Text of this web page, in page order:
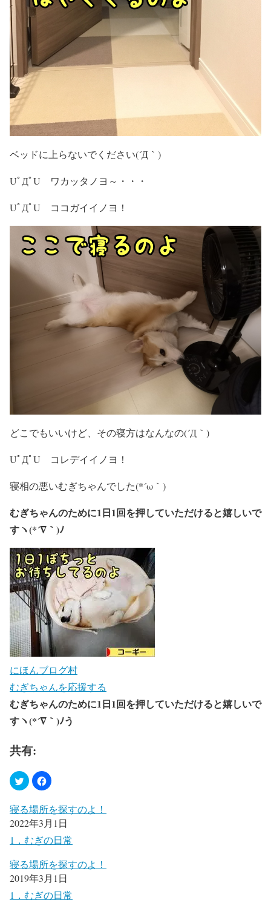
ベッドに上らないでください(´Д｀)
UﾟДﾟU ワカッタノヨ～・・・
UﾟДﾟU ココガイイノヨ！
どこでもいいけど、その寝方はなんなの(´Д｀)
UﾟДﾟU コレデイイノヨ！
寝相の悪いむぎちゃんでした(*´ω｀)
むぎちゃんのために1日1回を押していただけると嬉しいで
すヽ(*´∇｀)ﾉ
にほんブログ村
むぎちゃんを応援する
むぎちゃんのために1日1回を押していただけると嬉しいで
すヽ(*´∇｀)ﾉう
共有:
寝る場所を探すのよ！
2022年3月1日
1．むぎの日常
寝る場所を探すのよ！
2019年3月1日
1．むぎの日常